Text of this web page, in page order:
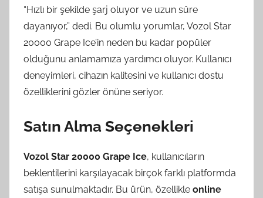
“Hızlı bir şekilde şarj oluyor ve uzun süre
dayanıyor,” dedi. Bu olumlu yorumlar, Vozol Star
20000 Grape Ice’in neden bu kadar popüler
olduğunu anlamamıza yardımcı oluyor. Kullanıcı
deneyimleri, cihazın kalitesini ve kullanıcı dostu
özelliklerini gözler önüne seriyor.
Satın Alma Seçenekleri
Vozol Star 20000 Grape Ice, kullanıcıların
beklentilerini karşılayacak birçok farklı platformda
satışa sunulmaktadır. Bu ürün, özellikle online